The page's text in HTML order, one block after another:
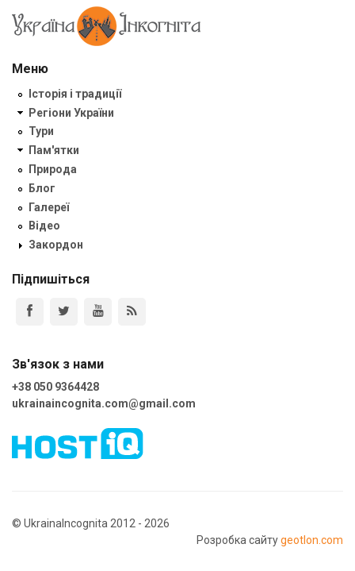
Меню
Історія і традиції
Регіони України
Тури
Пам'ятки
Природа
Блог
Галереї
Відео
Закордон
Підпишіться
Зв'язок з нами
+38 050 9364428
ukrainaincognita.com@gmail.com
© UkrainaIncognita 2012 - 2026
Розробка сайтуgeotlon.com